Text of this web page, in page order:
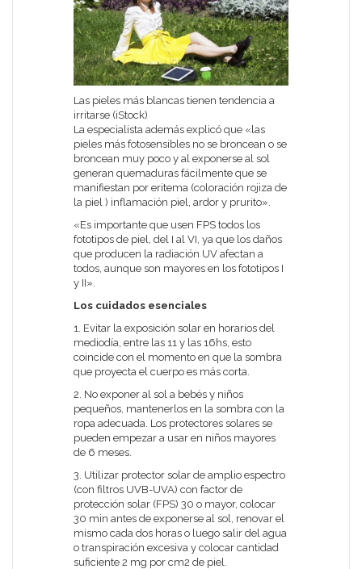
Las pieles más blancas tienen tendencia a
irritarse (iStock)
La especialista además explicó que «las
pieles más fotosensibles no se broncean o se
broncean muy poco y al exponerse al sol
generan quemaduras fácilmente que se
manifiestan por eritema (coloración rojiza de
la piel ) inflamación piel, ardor y prurito».
«Es importante que usen FPS todos los
fototipos de piel, del I al VI, ya que los daños
que producen la radiación UV afectan a
todos, aunque son mayores en los fototipos I
y II».
Los cuidados esenciales
1. Evitar la exposición solar en horarios del
mediodía, entre las 11 y las 16hs, esto
coincide con el momento en que la sombra
que proyecta el cuerpo es más corta.
2. No exponer al sol a bebés y niños
pequeños, mantenerlos en la sombra con la
ropa adecuada. Los protectores solares se
pueden empezar a usar en niños mayores
de 6 meses.
3. Utilizar protector solar de amplio espectro
(con filtros UVB-UVA) con factor de
protección solar (FPS) 30 o mayor, colocar
30 min antes de exponerse al sol, renovar el
mismo cada dos horas o luego salir del agua
o transpiración excesiva y colocar cantidad
suficiente 2 mg por cm2 de piel.